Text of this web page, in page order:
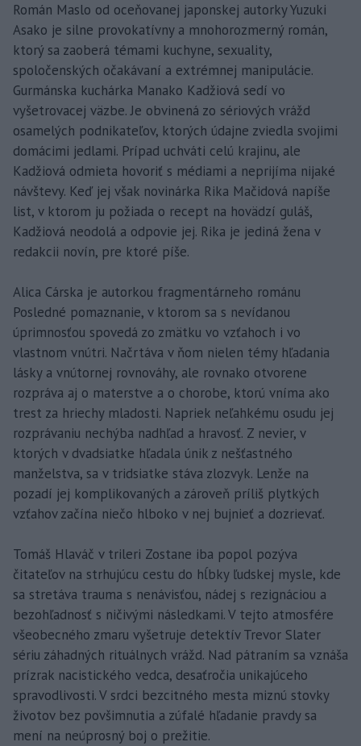
Román Maslo od oceňovanej japonskej autorky Yuzuki
Asako je silne provokatívny a mnohorozmerný román,
ktorý sa zaoberá témami kuchyne, sexuality,
spoločenských očakávaní a extrémnej manipulácie.
Gurmánska kuchárka Manako Kadžiová sedí vo
vyšetrovacej väzbe. Je obvinená zo sériových vrážd
osamelých podnikateľov, ktorých údajne zviedla svojimi
domácimi jedlami. Prípad uchváti celú krajinu, ale
Kadžiová odmieta hovoriť s médiami a neprijíma nijaké
návštevy. Keď jej však novinárka Rika Mačidová napíše
list, v ktorom ju požiada o recept na hovädzí guláš,
Kadžiová neodolá a odpovie jej. Rika je jediná žena v
redakcii novín, pre ktoré píše.
Alica Cárska je autorkou fragmentárneho románu
Posledné pomaznanie, v ktorom sa s nevídanou
úprimnosťou spovedá zo zmätku vo vzťahoch i vo
vlastnom vnútri. Načrtáva v ňom nielen témy hľadania
lásky a vnútornej rovnováhy, ale rovnako otvorene
rozpráva aj o materstve a o chorobe, ktorú vníma ako
trest za hriechy mladosti. Napriek neľahkému osudu jej
rozprávaniu nechýba nadhľad a hravosť. Z nevier, v
ktorých v dvadsiatke hľadala únik z nešťastného
manželstva, sa v tridsiatke stáva zlozvyk. Lenže na
pozadí jej komplikovaných a zároveň príliš plytkých
vzťahov začína niečo hlboko v nej bujnieť a dozrievať.
Tomáš Hlaváč v trileri Zostane iba popol pozýva
čitateľov na strhujúcu cestu do hĺbky ľudskej mysle, kde
sa stretáva trauma s nenávisťou, nádej s rezignáciou a
bezohľadnosť s ničivými následkami. V tejto atmosfére
všeobecného zmaru vyšetruje detektív Trevor Slater
sériu záhadných rituálnych vrážd. Nad pátraním sa vznáša
prízrak nacistického vedca, desaťročia unikajúceho
spravodlivosti. V srdci bezcitného mesta miznú stovky
životov bez povšimnutia a zúfalé hľadanie pravdy sa
mení na neúprosný boj o prežitie.